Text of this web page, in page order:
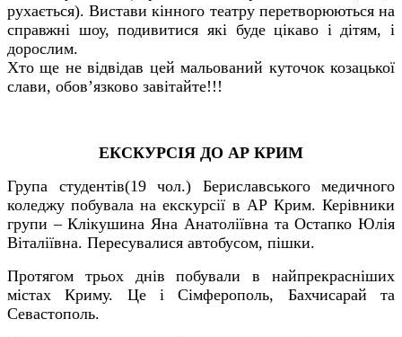
рухається). Вистави кінного театру перетворюються на
справжні шоу, подивитися які буде цікаво і дітям, і
дорослим.
Хто ще не відвідав цей мальований куточок козацької
слави, обов’язково завітайте!!!
ЕКСКУРСІЯ ДО АР КРИМ
Група студентів(19 чол.) Бериславського медичного
коледжу побувала на екскурсії в АР Крим. Керівники
групи – Клікушина Яна Анатоліївна та Остапко Юлія
Віталіївна. Пересувалися автобусом, пішки.
Протягом трьох днів побували в найпрекрасніших
містах Криму. Це і Сімферополь, Бахчисарай та
Севастополь.